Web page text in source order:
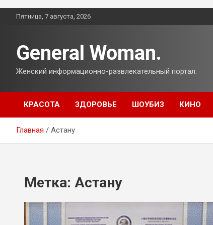
ПерейтиПятница, 7 августа, 2026
General Woman.
Женский информационно-развлекательный портал.
КРАСОТА ЗДОРОВЬЕ ШОУБИЗ КИНО
Главная Астану
Метка: Астану